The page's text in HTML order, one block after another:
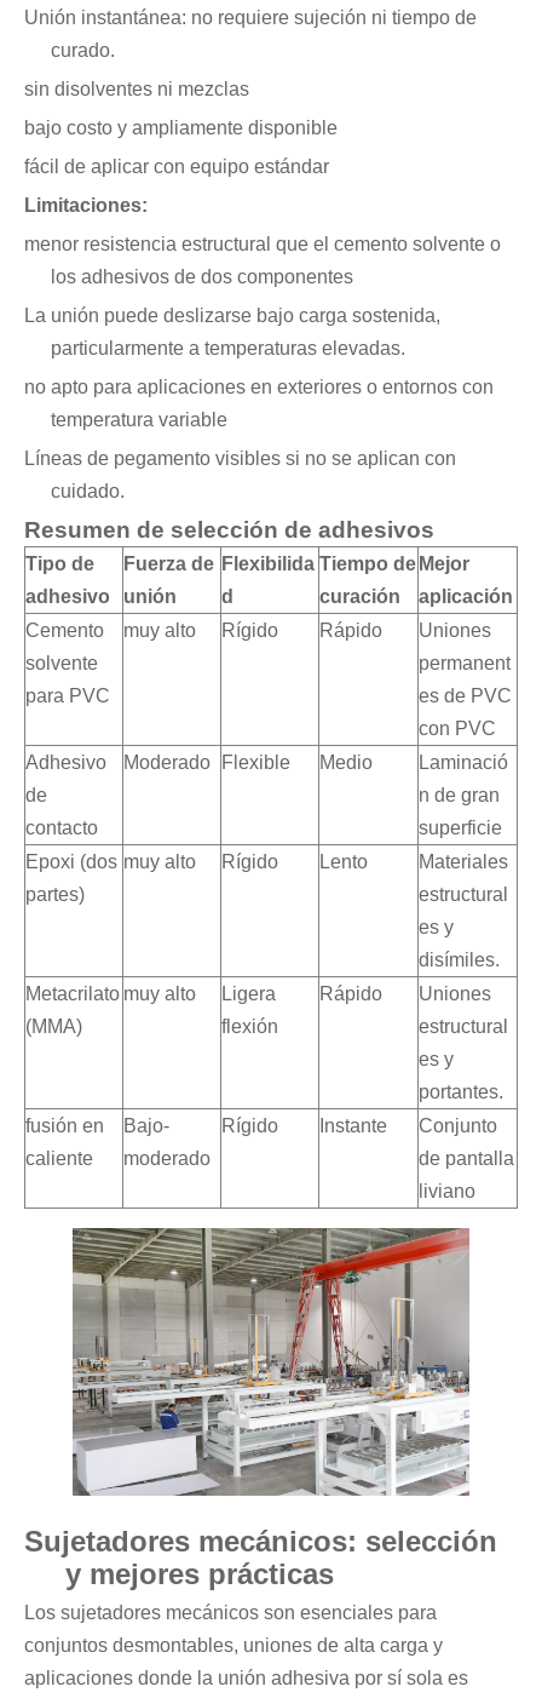
Unión instantánea: no requiere sujeción ni tiempo de
curado.
sin disolventes ni mezclas
bajo costo y ampliamente disponible
fácil de aplicar con equipo estándar
Limitaciones:
menor resistencia estructural que el cemento solvente o
los adhesivos de dos componentes
La unión puede deslizarse bajo carga sostenida,
particularmente a temperaturas elevadas.
no apto para aplicaciones en exteriores o entornos con
temperatura variable
Líneas de pegamento visibles si no se aplican con
cuidado.
Resumen de selección de adhesivos
Tipo de
adhesivo
Fuerza de
unión
Flexibilida
d
Tiempo de
curación
Mejor
aplicación
Cemento
solvente
para PVC
muy alto Rígido Rápido
Uniones
permanent
es de PVC
con PVC
Adhesivo
de
contacto
Moderado Flexible Medio
Laminació
n de gran
superficie
Epoxi (dos
partes)
muy alto Rígido Lento
Materiales
estructural
es y
disímiles.
Metacrilato
(MMA)
muy alto
Ligera
flexión
Rápido
Uniones
estructural
es y
portantes.
fusión en
caliente
Bajo-
moderado
Rígido Instante
Conjunto
de pantalla
liviano
Sujetadores mecánicos: selección
y mejores prácticas
Los sujetadores mecánicos son esenciales para
conjuntos desmontables, uniones de alta carga y
aplicaciones donde la unión adhesiva por sí sola es